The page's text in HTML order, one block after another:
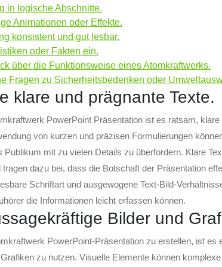
in logische Abschnitte.
Animationen oder Effekte.
konsistent und gut lesbar.
oder Fakten ein.
über die Funktionsweise eines Atomkraftwerks.
Fragen zu Sicherheitsbedenken oder
klare und prägnante Texte.
PowerPoint Präsentation ist es ratsam,
von kurzen und präzisen Formulierungen
Publikum mit zu vielen Details zu überfordern. Klare
dazu bei, dass die Botschaft der Präsentation
Schriftart und ausgewogene Text-Bild-
die Informationen leicht erfassen können.
Bilder und
PowerPoint-Präsentation zu erstellen, ist es
zu nutzen. Visuelle Elemente können